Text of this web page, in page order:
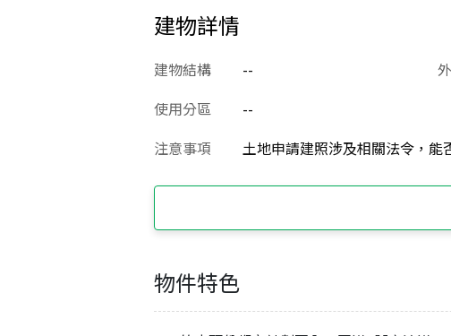
建物詳情
建物結構 --
使用分區
--
注意事項
土地申請建照涉及相關法令，能
物件特色